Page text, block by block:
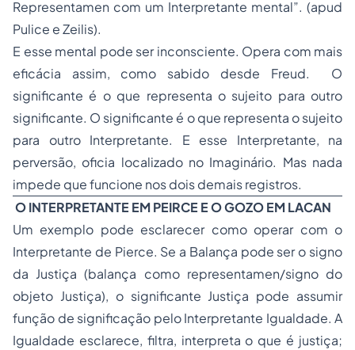
Representamen com um Interpretante mental”. (apud
Pulice e Zeilis).
E esse mental pode ser inconsciente. Opera com mais
eficácia assim, como sabido desde Freud. O
significante é o que representa o sujeito para outro
significante. O significante é o que representa o sujeito
para outro Interpretante. E esse Interpretante, na
perversão, oficia localizado no Imaginário. Mas nada
impede que funcione nos dois demais registros.
O INTERPRETANTE EM PEIRCE E O GOZO EM LACAN
Um exemplo pode esclarecer como operar com o
Interpretante de Pierce. Se a Balança pode ser o signo
da Justiça (balança como representamen/signo do
objeto Justiça), o significante Justiça pode assumir
função de significação pelo Interpretante Igualdade. A
Igualdade esclarece, filtra, interpreta o que é justiça;